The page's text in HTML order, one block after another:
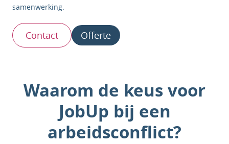
samenwerking.
Contact Offerte
Waarom de keus voor
JobUp bij een
arbeidsconflict?